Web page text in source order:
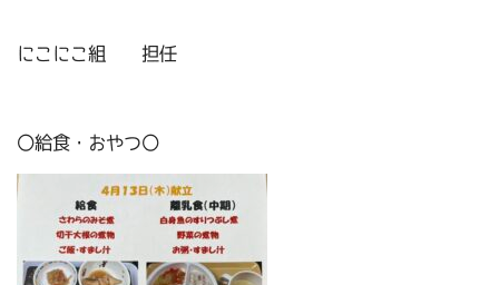
にこにこ組 担任
〇給食・おやつ〇